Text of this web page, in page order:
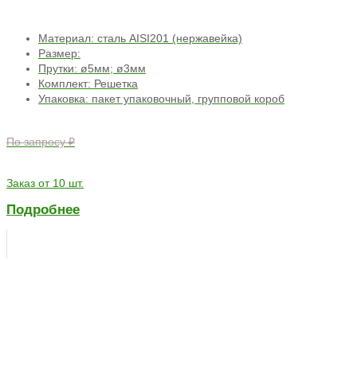
Материал: сталь AISI201 (нержавейка)
Размер:
Прутки: ø5мм; ø3мм
Комплект: Решетка
Упаковка: пакет упаковочный, групповой короб
По запросу ₽
Заказ от 10 шт.
Подробнее